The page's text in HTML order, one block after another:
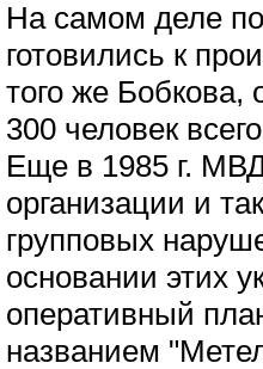
На самом деле
готовились к
того же Бобкова,
300 человек
Еще в 1985 г.
организации и
групповых
основании этих
оперативный
названием